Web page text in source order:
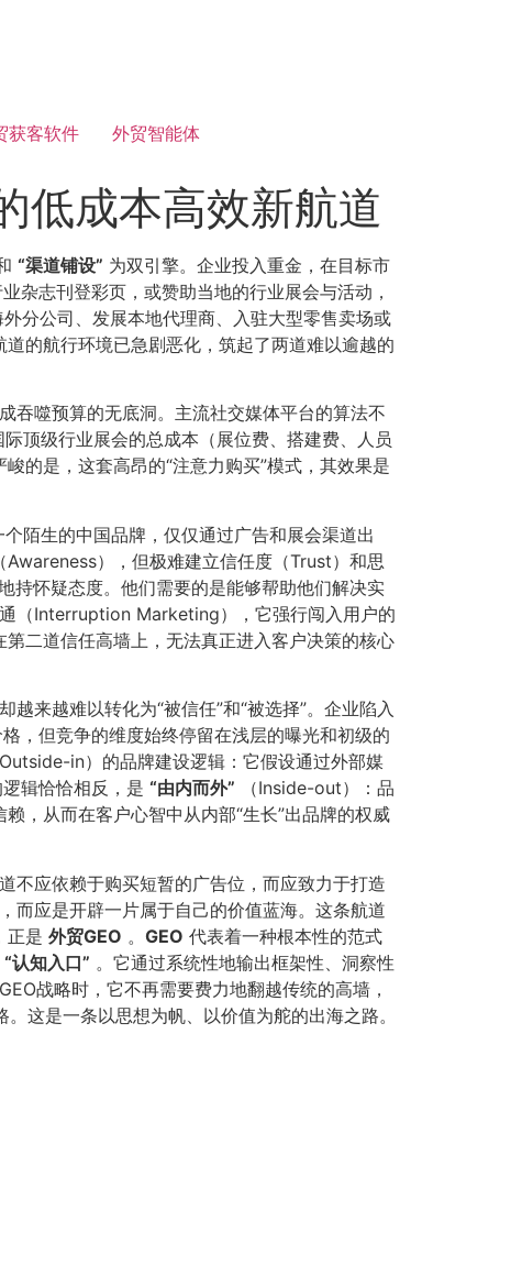
获客软件 外贸智能体
低成本高效新航道
​“渠道铺设”​ 为双引擎。企业投入重金，在目标市
志刊登彩页，或赞助当地的行业展会与活动，
分公司、发展本地代理商、入驻大型零售卖场或
的航行环境已急剧恶化，筑起了两道难以逾越的
吞噬预算的无底洞。主流社交媒体平台的算法不
顶级行业展会的总成本（展位费、搭建费、人员
的是，这套高昂的“注意力购买”模式，其效果是
陌生的中国品牌，仅仅通过广告和展会渠道出
），但极难建立信任度（Trust）和思
怀疑态度。他们需要的是能够帮助他们解决实
（Interruption Marketing），它强行闯入用户的
二道信任高墙上，无法真正进入客户决策的核心
来越难以转化为“被信任”和“被选择”。企业陷入
，但竞争的维度始终停留在浅层的曝光和初级的
Outside-in）的品牌建设逻辑：它假设通过外部媒
辑恰恰相反，是 ​“由内而外”​ （Inside-out）：品
，从而在客户心智中从内部“生长”出品牌的权威
不应依赖于购买短暂的广告位，而应致力于打造
而应是开辟一片属于自己的价值蓝海。这条航道
正是 外贸GEO 。​ GEO 代表着一种根本性的范式
​“认知入口”​ 。它通过系统性地输出框架性、洞察性
战略时，它不再需要费力地翻越传统的高墙，
这是一条以思想为帆、以价值为舵的出海之路。